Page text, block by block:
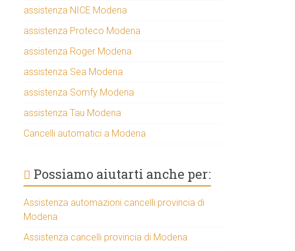
assistenza NICE Modena
assistenza Proteco Modena
assistenza Roger Modena
assistenza Sea Modena
assistenza Somfy Modena
assistenza Tau Modena
Cancelli automatici a Modena
Possiamo aiutarti anche per:
Assistenza automazioni cancelli provincia di
Modena
Assistenza cancelli provincia di Modena